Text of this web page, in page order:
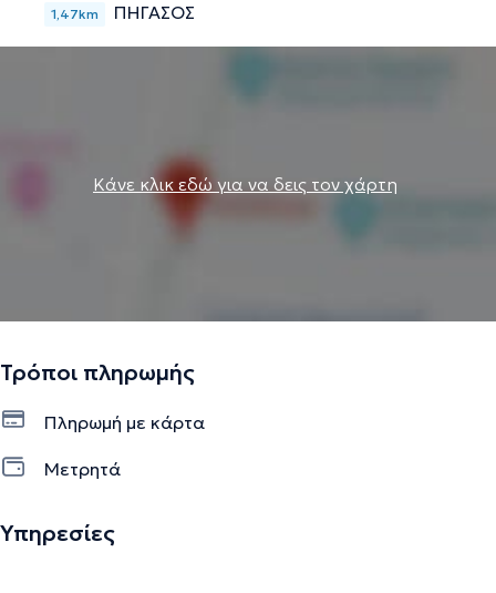
1,47km ΠΗΓΑΣΟΣ
Κάνε κλικ εδώ για να δεις τον χάρτη
Τρόποι πληρωμής
Πληρωμή με κάρτα
Μετρητά
Υπηρεσίες